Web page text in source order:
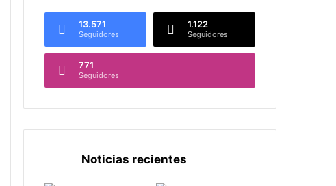
13.571
Seguidores
1.122
Seguidores
771
Seguidores
Noticias recientes